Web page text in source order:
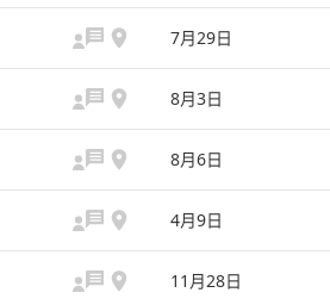
7月29日
8月3日
8月6日
4月9日
11月28日